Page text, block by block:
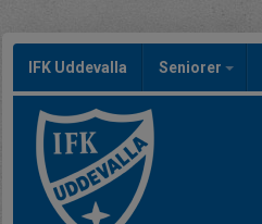
IFK Uddevalla Seniorer